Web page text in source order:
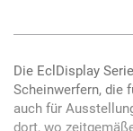
Die EclDisplay
Scheinwerfern, die
auch für
dort, wo